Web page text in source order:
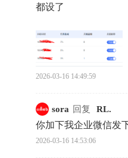
都设了
2026-03-16 14:49:59
sora 回复 RL.
你加下我企业微信发
2026-03-16 14:53:06